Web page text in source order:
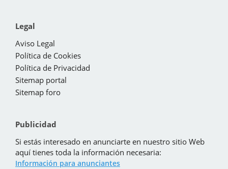
Legal
Aviso Legal
Política de Cookies
Política de Privacidad
Sitemap portal
Sitemap foro
Publicidad
Si estás interesado en anunciarte en nuestro sitio Web
aquí tienes toda la información necesaria:
Información para anunciantes